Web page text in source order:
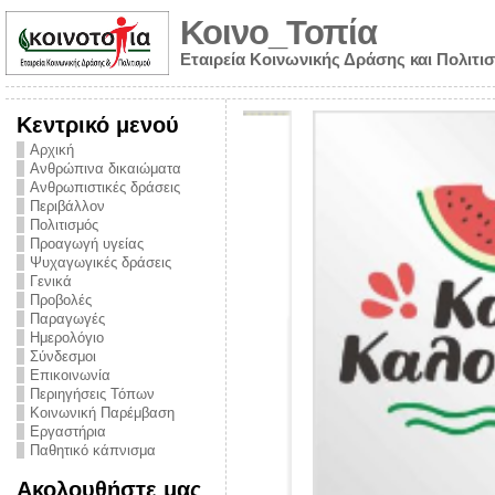
Κοινο_Τοπία
Εταιρεία Κοινωνικής Δράσης και
Κεντρικό μενού
Αρχική
Ανθρώπινα δικαιώματα
Ανθρωπιστικές δράσεις
Περιβάλλον
Πολιτισμός
Προαγωγή υγείας
Ψυχαγωγικές δράσεις
Γενικά
Προβολές
Παραγωγές
Ημερολόγιο
Σύνδεσμοι
Επικοινωνία
Περιηγήσεις Τόπων
Κοινωνική Παρέμβαση
Εργαστήρια
Παθητικό κάπνισμα
Ακολουθήστε μας
από την
την ημέρα
και
στο